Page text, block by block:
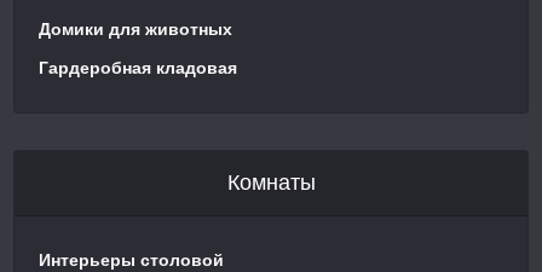
Домики для животных
Гардеробная кладовая
Комнаты
Интерьеры столовой